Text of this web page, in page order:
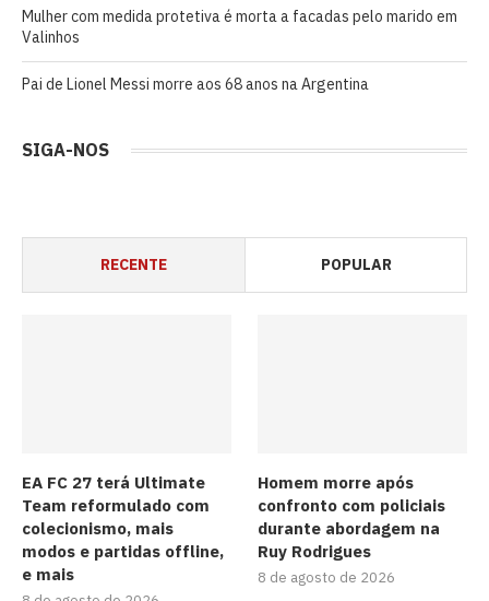
Mulher com medida protetiva é morta a facadas pelo marido em
Valinhos
Pai de Lionel Messi morre aos 68 anos na Argentina
SIGA-NOS
RECENTE POPULAR
EA FC 27 terá Ultimate
Team reformulado com
colecionismo, mais
modos e partidas offline,
e mais
Homem morre após
confronto com policiais
durante abordagem na
Ruy Rodrigues
8 de agosto de 2026